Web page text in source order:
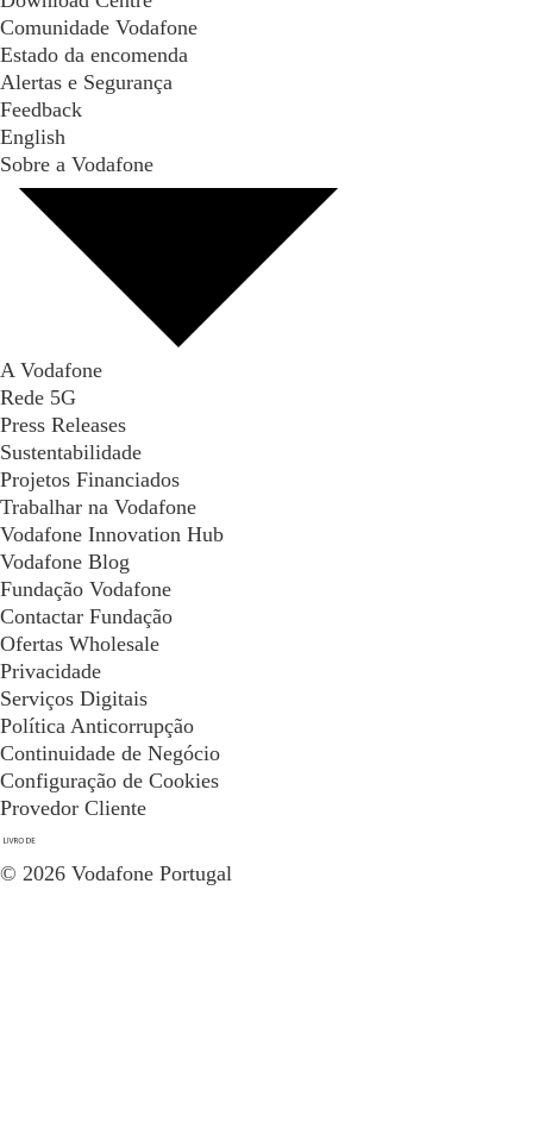
Comunidade Vodafone
Estado da encomenda
Alertas e Segurança
Feedback
English
Sobre a Vodafone
A Vodafone
Rede 5G
Press Releases
Sustentabilidade
Projetos Financiados
Trabalhar na Vodafone
Vodafone Innovation Hub
Vodafone Blog
Fundação Vodafone
Contactar Fundação
Ofertas Wholesale
Privacidade
Serviços Digitais
Política Anticorrupção
Continuidade de Negócio
Configuração de Cookies
Provedor Cliente
© 2026 Vodafone Portugal